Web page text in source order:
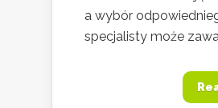
a wybór
specjalisty może